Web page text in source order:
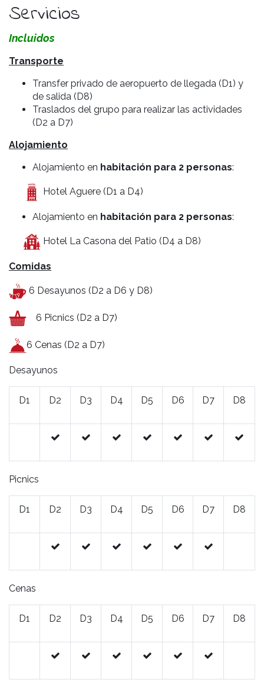
Servicios
Incluidos
Transporte
Transfer privado de aeropuerto de llegada (D1) y
de salida (D8)
Traslados del grupo para realizar las actividades
(D2 a D7)
Alojamiento
Alojamiento en habitación para 2 personas:
Hotel Aguere (D1 a D4)
Alojamiento en habitación para 2 personas:
Hotel La Casona del Patio (D4 a D8)
Comidas
6 Desayunos (D2 a D6 y D8)
6 Picnics (D2 a D7)
6 Cenas (D2 a D7)
Desayunos
D1 D2 D3 D4 D5 D6 D7 D8
Picnics
D1 D2 D3 D4 D5 D6 D7 D8
Cenas
D1 D2 D3 D4 D5 D6 D7 D8